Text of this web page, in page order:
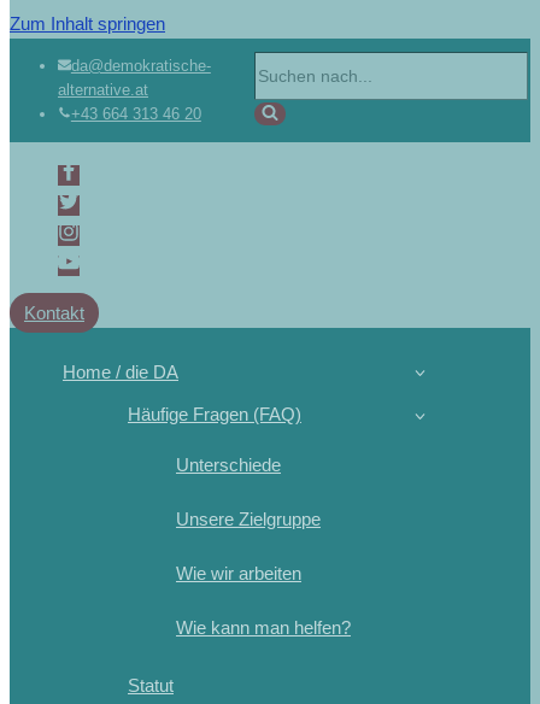
Zum Inhalt springen
da@demokratische-
alternative.at
+43 664 313 46 20
Kontakt
Home / die DA
Häufige Fragen (FAQ)
Unterschiede
Unsere Zielgruppe
Wie wir arbeiten
Wie kann man helfen?
Statut